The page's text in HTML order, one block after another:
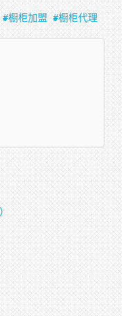
橱柜加盟 橱柜代理